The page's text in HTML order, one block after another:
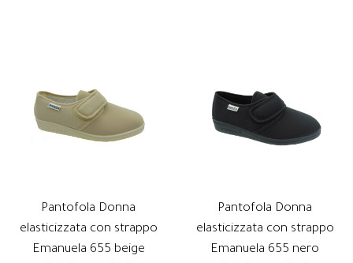
Pantofola Donna
elasticizzata con strappo
Emanuela 655 beige
Pantofola Donna
elasticizzata con strappo
Emanuela 655 nero